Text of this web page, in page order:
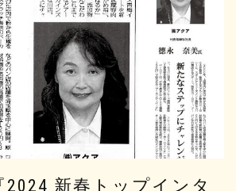
2024 新春トップインタ